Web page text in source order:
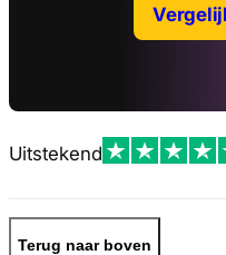
Uitstekend
Terug naar boven